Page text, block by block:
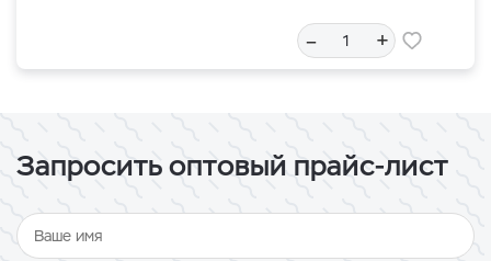
– +
Запросить оптовый прайс-лист